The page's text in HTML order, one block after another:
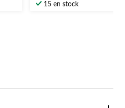
15 en stock